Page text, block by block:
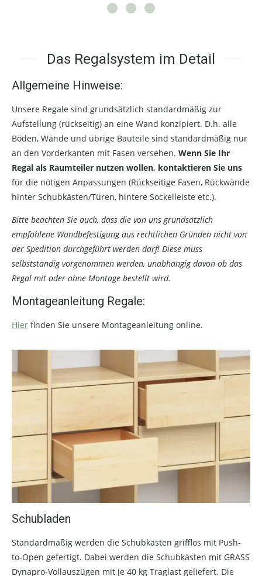
Das Regalsystem im Detail
Allgemeine Hinweise:
Unsere Regale sind grundsätzlich standardmäßig zur
Aufstellung (rückseitig) an eine Wand konzipiert. D.h. alle
Böden, Wände und übrige Bauteile sind standardmäßig nur
an den Vorderkanten mit Fasen versehen. Wenn Sie Ihr
Regal als Raumteiler nutzen wollen, kontaktieren Sie uns
für die nötigen Anpassungen (Rückseitige Fasen, Rückwände
hinter Schubkästen/Türen, hintere Sockelleiste etc.).
Bitte beachten Sie auch, dass die von uns grundsätzlich
empfohlene Wandbefestigung aus rechtlichen Gründen nicht von
der Spedition durchgeführt werden darf! Diese muss
selbstständig vorgenommen werden, unabhängig davon ob das
Regal mit oder ohne Montage bestellt wird.
Montageanleitung Regale:
Hier finden Sie unsere Montageanleitung online.
Schubladen
Standardmäßig werden die Schubkästen grifflos mit Push-
to-Open gefertigt. Dabei werden die Schubkästen mit GRASS
Dynapro-Vollauszügen mit je 40 kg Traglast geliefert. Die